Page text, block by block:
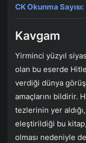
CK Okunma Sayısı:
Kavgam
Yirminci yüzyıl
olan bu eserde
verdiği dünya
amaçlarını bildirir.
tezlerinin yer
eleştirildiği bu
olması nedeniyle